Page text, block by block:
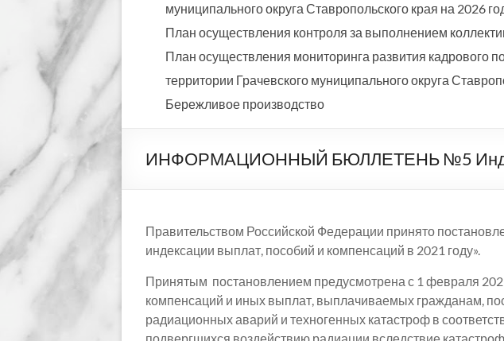
муниципального округа Ставропольского края на 2026
План осуществления контроля за выполнением
План осуществления мониторинга развития кадрового
территории Грачевского муниципального округа
Бережливое производство
ИНФОРМАЦИОННЫЙ БЮЛЛЕТЕНЬ №5
Правительством Российской Федерации принято
индексации выплат, пособий и компенсаций в 2021 году».
Принятым постановлением предусмотрена с 1 февраля
компенсаций и иных выплат, выплачиваемых гражданам,
радиационных аварий и техногенных катастроф в